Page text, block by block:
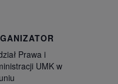
Prawa i
UMK w